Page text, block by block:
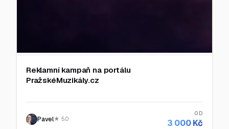
Reklamní kampaň na portálu
PražskéMuzikály.cz
Pavel★ 5.0
OD
3 000 Kč